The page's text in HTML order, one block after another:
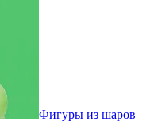
Фигуры из шаров